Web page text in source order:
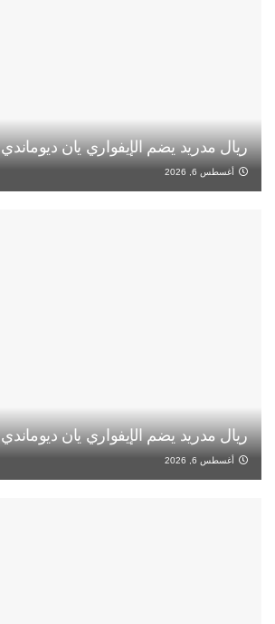
ريال مدريد يضم الإيفواري يان ديوماندي
أغسطس 6, 2026
ريال مدريد يضم الإيفواري يان ديوماندي
أغسطس 6, 2026